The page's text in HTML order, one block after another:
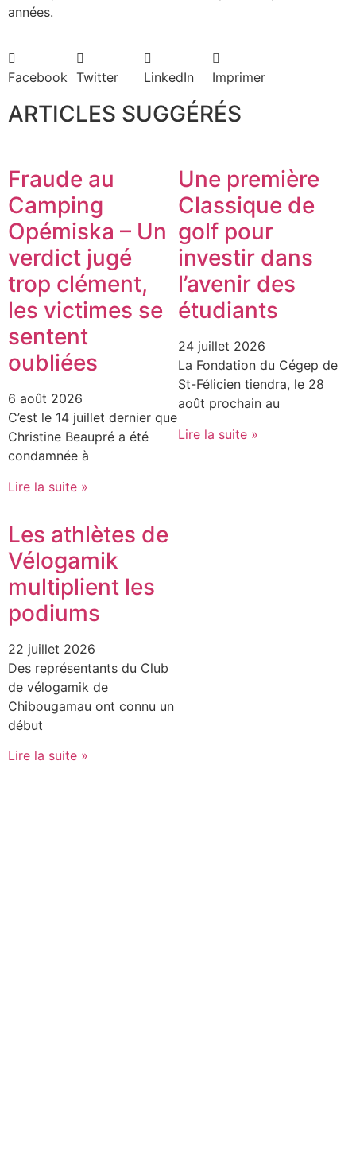
années.
Facebook Twitter LinkedIn Imprimer
ARTICLES SUGGÉRÉS
Fraude au
Camping
Opémiska – Un
verdict jugé
trop clément,
les victimes se
sentent
oubliées
6 août 2026
C’est le 14 juillet dernier que
Christine Beaupré a été
condamnée à
Lire la suite »
Une première
Classique de
golf pour
investir dans
l’avenir des
étudiants
24 juillet 2026
La Fondation du Cégep de
St-Félicien tiendra, le 28
août prochain au
Lire la suite »
Les athlètes de
Vélogamik
multiplient les
podiums
22 juillet 2026
Des représentants du Club
de vélogamik de
Chibougamau ont connu un
début
Lire la suite »